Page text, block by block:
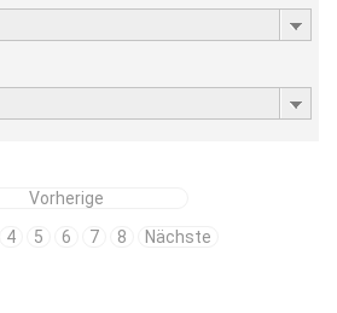
Vorherige
4 5 6 7 8 Nächste